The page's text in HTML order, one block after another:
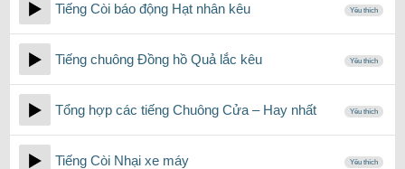
Tiếng Còi báo động Hạt nhân kêu Yêu thích
Tiếng chuông Đồng hồ Quả lắc kêu Yêu thích
Tổng hợp các tiếng Chuông Cửa – Hay nhất Yêu thích
Tiếng Còi Nhại xe máy Yêu thích